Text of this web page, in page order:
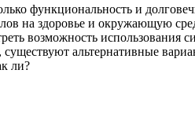
функциональность и
на здоровье и окружающую
возможность использования
альтернативные
ли?